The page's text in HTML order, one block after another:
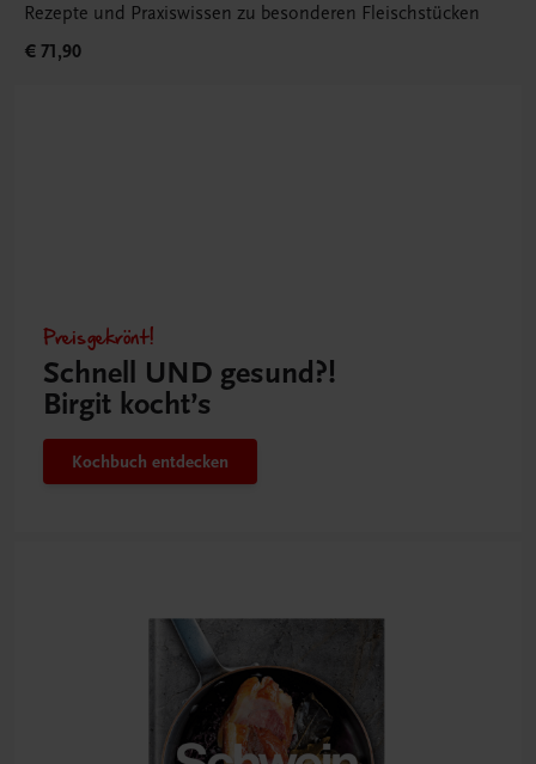
Rezepte und Praxiswissen zu besonderen Fleischstücken
€ 71,90
Preisgekrönt!
Schnell UND gesund?!
Birgit kocht’s
Kochbuch entdecken